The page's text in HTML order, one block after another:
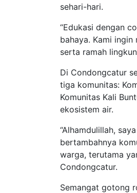
sehari-hari.
“Edukasi dengan
bahaya. Kami
serta ramah
Di Condongcatur
tiga komunitas:
Komunitas Kali
ekosistem air.
“Alhamdulillah,
bertambahnya
warga, terutama
Condongcatur.
Semangat gotong